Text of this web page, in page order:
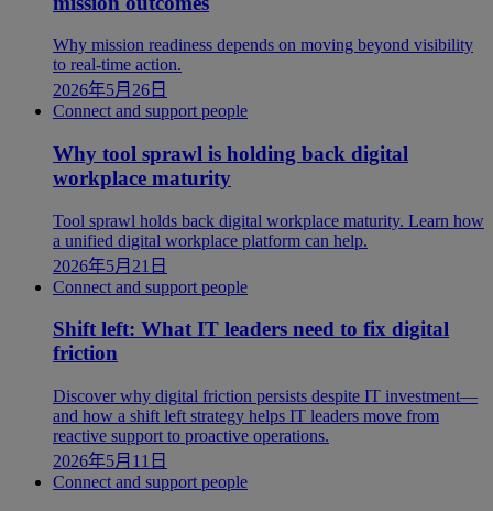
Why mission readiness depends on moving beyond visibility
to real-time action.
2026年5月26日
Connect and support people
Why tool sprawl is holding back digital
workplace maturity
Tool sprawl holds back digital workplace maturity. Learn how
a unified digital workplace platform can help.
2026年5月21日
Connect and support people
Shift left: What IT leaders need to fix digital
friction
Discover why digital friction persists despite IT investment—
and how a shift left strategy helps IT leaders move from
reactive support to proactive operations.
2026年5月11日
Connect and support people